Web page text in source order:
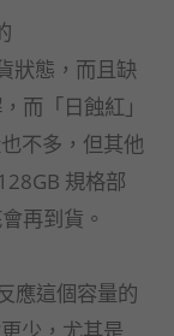
狀態，而且缺
而「日蝕紅」
不多，但其他
規格部
再到貨。
應這個容量的
少，尤其是